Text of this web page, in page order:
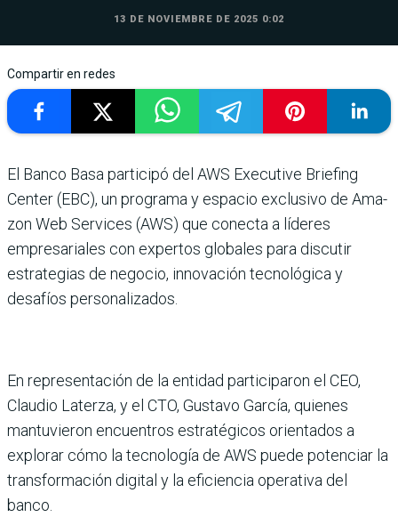
13 DE NOVIEMBRE DE 2025 0:02
Compartir en redes
El Banco Basa participó del AWS Executive Briefing
Center (EBC), un programa y espacio exclusivo de Ama­
zon Web Services (AWS) que conecta a líderes
empresaria­les con expertos globales para discutir
estrategias de nego­cio, innovación tecnológica y
desafíos personalizados.
En representación de la entidad participaron el CEO,
Claudio Laterza, y el CTO, Gustavo García, quie­nes
mantuvieron encuen­tros estratégicos orien­tados a
explorar cómo la tecnología de AWS puede potenciar la
transforma­ción digital y la eficiencia operativa del
banco.